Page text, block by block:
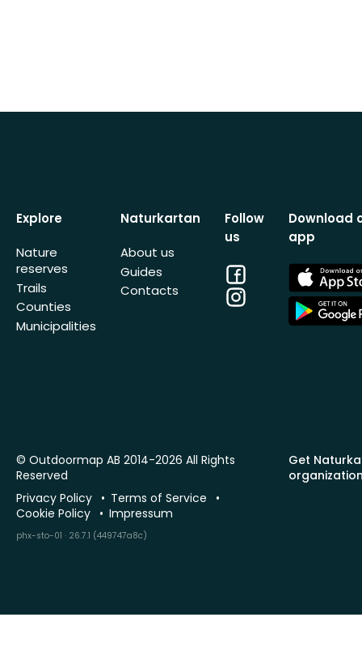
Explore
Nature
reserves
Trails
Counties
Municipalities
Naturkartan
About us
Guides
Contacts
Follow
us
Facebook
Instagram
Download
app
App
Store
App
Store
Get
© Outdoormap AB 2014-2026 All Rights
Reserved
Privacy Policy
Terms of Service
Cookie Policy
Impressum
phx-sto-01 · 26.7.1 (449747a8c)